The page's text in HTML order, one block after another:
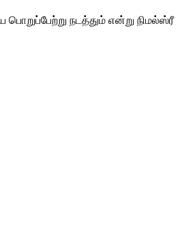
நடத்தும் என்று நிமல்ஸ்ரீ